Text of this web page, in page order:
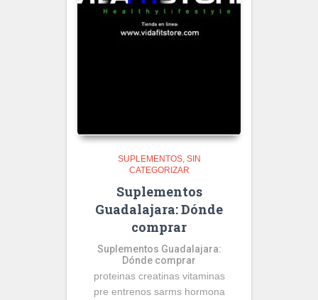
SUPLEMENTOS SIN
CATEGORIZAR
Suplementos
Guadalajara: Dónde
comprar
Suplementos Guadalajara:
Dónde comprar
proteinas creatinas vitaminas
pre entrenos sarms hormona